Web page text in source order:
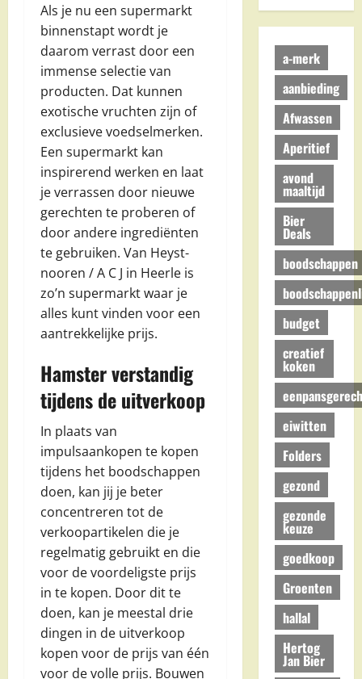
Als je nu een supermarkt
binnenstapt wordt je
daarom verrast door een
immense selectie van
producten. Dat kunnen
exotische vruchten zijn of
exclusieve voedselmerken.
Een supermarkt kan
inspirerend werken en laat
je verrassen door nieuwe
gerechten te proberen of
door andere ingrediënten
te gebruiken. Van Heyst-
nooren / A C J in Heerle is
zo’n supermarkt waar je
alles kunt vinden voor een
aantrekkelijke prijs.
Hamster verstandig
tijdens de uitverkoop
In plaats van
impulsaankopen te kopen
tijdens het boodschappen
doen, kan jij je beter
concentreren tot de
verkoopartikelen die je
regelmatig gebruikt en die
voor de voordeligste prijs
in te kopen. Door dit te
doen, kan je meestal drie
dingen in de uitverkoop
kopen voor de prijs van één
voor de volle prijs. Bouwen
a-merk
aanbieding
Afwassen
Aperitief
avond
maaltijd
Bier
Deals
boodschappen
budget
creatief
koken
eiwitten
Folders
gezond
gezonde
keuze
goedkoop
Groenten
hallal
Hertog
Jan Bier